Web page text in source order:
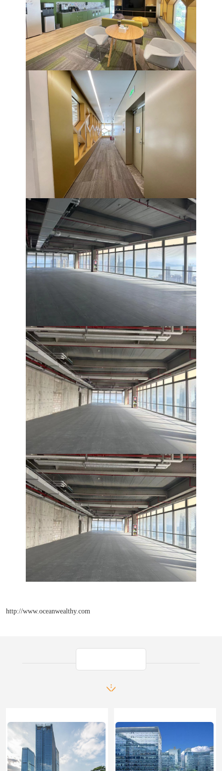
http://www.oceanwealthy.com